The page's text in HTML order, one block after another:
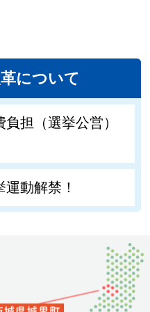
について
担（選挙公営）
動解禁！